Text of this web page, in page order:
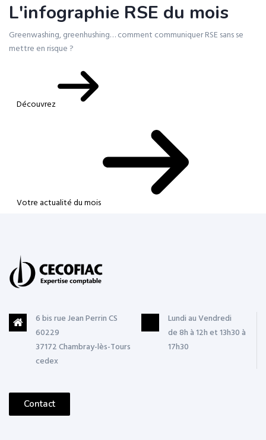
L'infographie RSE du mois
Greenwashing, greenhushing… comment communiquer RSE sans se
mettre en risque ?
Découvrez
Votre actualité du mois
6 bis rue Jean Perrin CS
60229
37172 Chambray-lès-Tours
cedex
Lundi au Vendredi
de 8h à 12h et 13h30 à
17h30
Contact